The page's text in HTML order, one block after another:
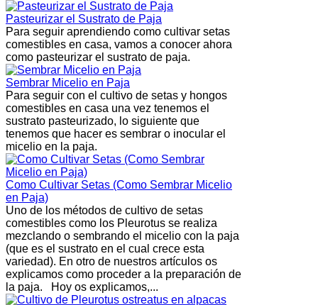
Pasteurizar el Sustrato de Paja
Para seguir aprendiendo como cultivar setas
comestibles en casa, vamos a conocer ahora
como pasteurizar el sustrato de paja.
Sembrar Micelio en Paja
Para seguir con el cultivo de setas y hongos
comestibles en casa una vez tenemos el
sustrato pasteurizado, lo siguiente que
tenemos que hacer es sembrar o inocular el
micelio en la paja.
Como Cultivar Setas (Como Sembrar Micelio
en Paja)
Uno de los métodos de cultivo de setas
comestibles como los Pleurotus se realiza
mezclando o sembrando el micelio con la paja
(que es el sustrato en el cual crece esta
variedad). En otro de nuestros artículos os
explicamos como proceder a la preparación de
la paja. Hoy os explicamos,...